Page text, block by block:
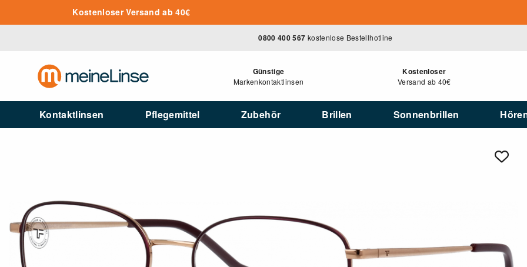
Zum Hauptinhalt springenKostenloser Versand ab 40€
0800 400 567 kostenlose Bestellhotline
Günstige
Markenkontaktlinsen
Kostenloser
Versand ab 40€
Kontaktlinsen Pflegemittel Zubehör Brillen Sonnenbrillen